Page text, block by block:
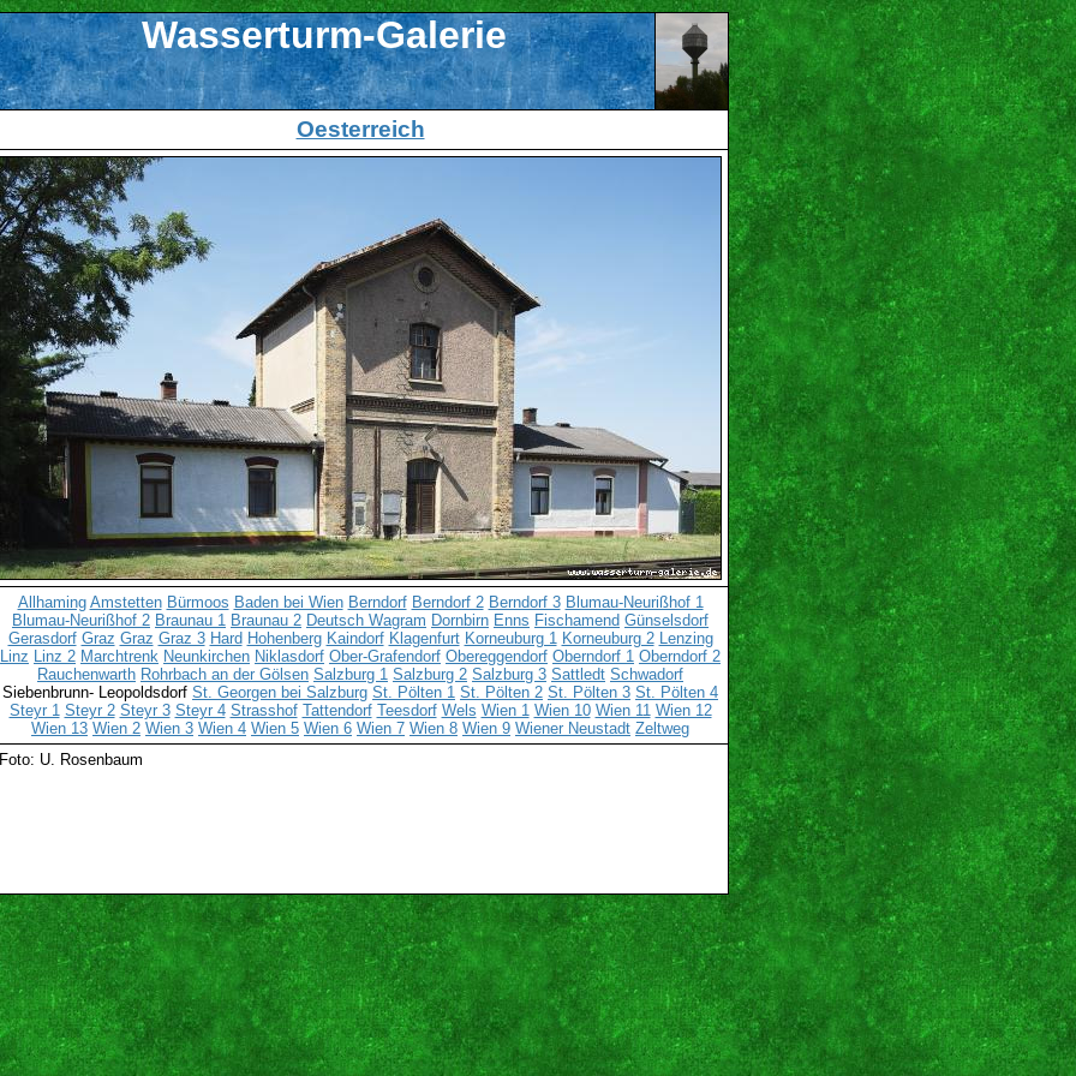
Wasserturm-Galerie
Oesterreich
Allhaming Amstetten Bürmoos Baden bei Wien Berndorf Berndorf 2 Berndorf 3 Blumau-Neurißhof 1
Blumau-Neurißhof 2 Braunau 1 Braunau 2 Deutsch Wagram Dornbirn Enns Fischamend Günselsdorf
Gerasdorf Graz Graz Graz 3 Hard Hohenberg Kaindorf Klagenfurt Korneuburg 1 Korneuburg 2 Lenzing
Linz Linz 2 Marchtrenk Neunkirchen Niklasdorf Ober-Grafendorf Obereggendorf Oberndorf 1 Oberndorf 2
Rauchenwarth Rohrbach an der Gölsen Salzburg 1 Salzburg 2 Salzburg 3 Sattledt Schwadorf
Siebenbrunn- Leopoldsdorf St. Georgen bei Salzburg St. Pölten 1 St. Pölten 2 St. Pölten 3 St. Pölten 4
Steyr 1 Steyr 2 Steyr 3 Steyr 4 Strasshof Tattendorf Teesdorf Wels Wien 1 Wien 10 Wien 11 Wien 12
Wien 13 Wien 2 Wien 3 Wien 4 Wien 5 Wien 6 Wien 7 Wien 8 Wien 9 Wiener Neustadt Zeltweg
Foto: U. Rosenbaum